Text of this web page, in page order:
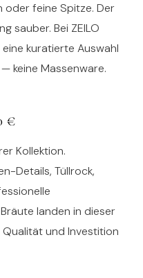
oder feine Spitze. Der
sauber. Bei ZEILO
kuratierte Auswahl
keine Massenware.
€
Kollektion.
Details, Tüllrock,
landen in dieser
und Investition